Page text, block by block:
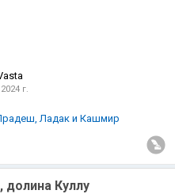
г.
Ладак и Кашмир
долина Куллу